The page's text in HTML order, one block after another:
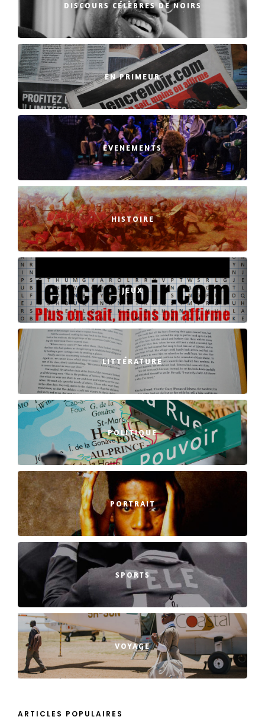
DISCOURS CÉLÈBRES DE NOIRS
EN PRIMEUR
EVENEMENTS
HISTOIRE
JEUX
LITTÉRATURE
POLITIQUE
PORTRAIT
SPORTS
VOYAGE
ARTICLES POPULAIRES